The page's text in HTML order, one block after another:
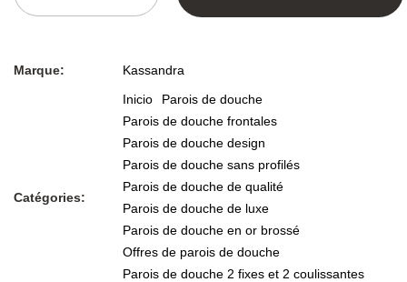
Marque: Kassandra
Catégories:
Inicio
Parois de douche
Parois de douche frontales
Parois de douche design
Parois de douche sans profilés
Parois de douche de qualité
Parois de douche de luxe
Parois de douche en or brossé
Offres de parois de douche
Parois de douche 2 fixes et 2 coulissantes